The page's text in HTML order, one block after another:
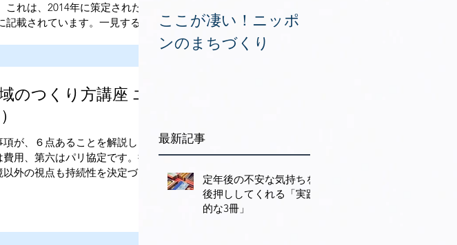
れは、2014年に策定されたエ
記載されています。一見する
のつくり方講座 エ
が、６点あることを解説しま
用、第六はパリ協定です。持
外の視点も持続性を決定づけ
ここが凄い！ニッポ
ンのまちづくり
最新記事
定年後の不安な気持ちを
後押ししてくれる「実践
的な3冊」